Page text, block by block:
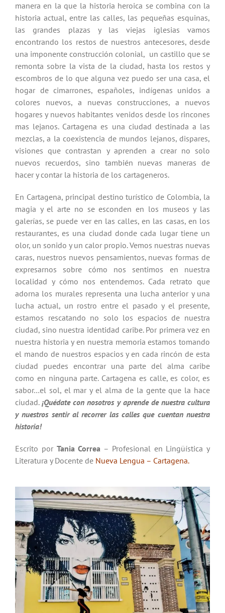
manera en la que la historia heroica se combina con la
historia actual, entre las calles, las pequeñas esquinas,
las grandes plazas y las viejas iglesias vamos
encontrando los restos de nuestros antecesores, desde
una imponente construcción colonial, un castillo que se
remonta sobre la vista de la ciudad, hasta los restos y
escombros de lo que alguna vez puedo ser una casa, el
hogar de cimarrones, españoles, indígenas unidos a
colores nuevos, a nuevas construcciones, a nuevos
hogares y nuevos habitantes venidos desde los rincones
mas lejanos. Cartagena es una ciudad destinada a las
mezclas, a la coexistencia de mundos lejanos, dispares,
visiones que contrastan y aprenden a crear no solo
nuevos recuerdos, sino también nuevas maneras de
hacer y contar la historia de los cartageneros.
En Cartagena, principal destino turístico de Colombia, la
magia y el arte no se esconden en los museos y las
galerías, se puede ver en las calles, en las casas, en los
restaurantes, es una ciudad donde cada lugar tiene un
olor, un sonido y un calor propio. Vemos nuestras nuevas
caras, nuestros nuevos pensamientos, nuevas formas de
expresarnos sobre cómo nos sentimos en nuestra
localidad y cómo nos entendemos. Cada retrato que
adorna los murales representa una lucha anterior y una
lucha actual, un rostro entre el pasado y el presente,
estamos rescatando no solo los espacios de nuestra
ciudad, sino nuestra identidad caribe. Por primera vez en
nuestra historia y en nuestra memoria estamos tomando
el mando de nuestros espacios y en cada rincón de esta
ciudad puedes encontrar una parte del alma caribe
como en ninguna parte. Cartagena es calle, es color, es
sabor…el sol, el mar y el alma de la gente que la hace
ciudad.¡Quédate con nosotros y aprende de nuestra cultura
y nuestros sentir al recorrer las calles que cuentan nuestra
historia!
Escrito por Tania Correa – Profesional en Lingüística y
Literatura y Docente de Nueva Lengua – Cartagena.